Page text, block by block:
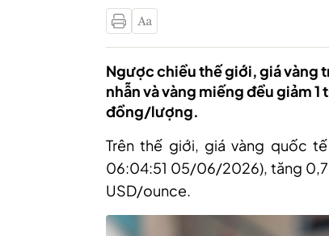
Ngược chiều thế giới, giá vàng
nhẫn và vàng miếng đều giảm
đồng/lượng.
Trên thế giới, giá vàng quốc
06:04:51 05/06/2026), tăng 0,
USD/ounce.